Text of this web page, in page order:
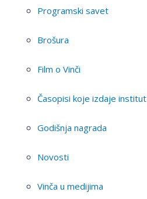
Programski savet
Brošura
Film o Vinči
Časopisi koje izdaje institut
Godišnja nagrada
Novosti
Vinča u medijima